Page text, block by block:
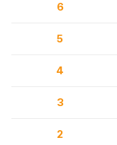
6
5
4
3
2